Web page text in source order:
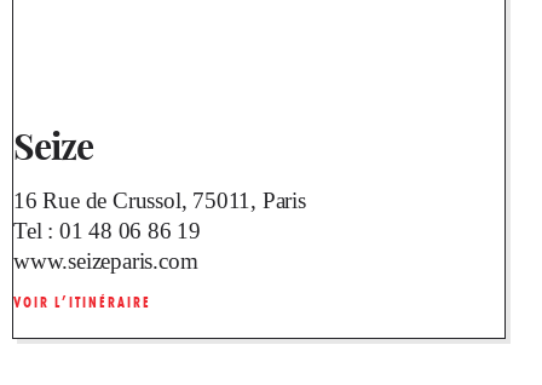
Seize
16 Rue de Crussol, 75011, Paris
Tel : 01 48 06 86 19
www.seizeparis.com
VOIR L’ITINÉRAIRE